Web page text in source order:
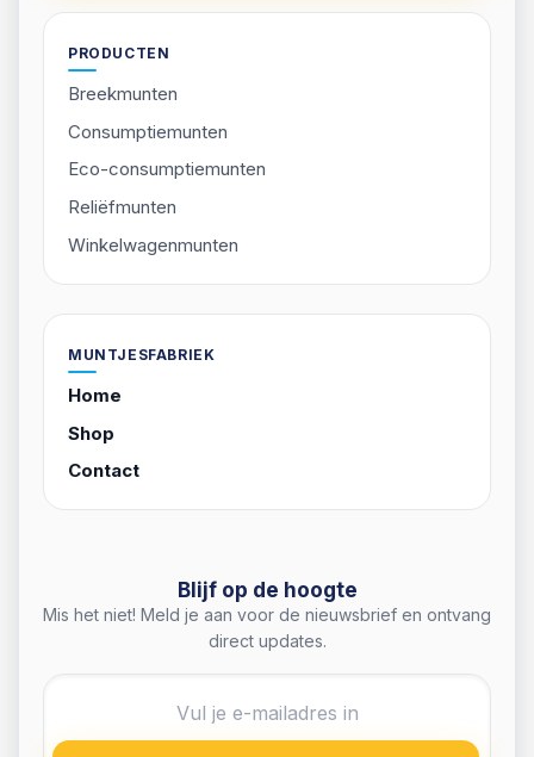
Van advies tot productie: we houden het eenvoudig,
PRODUCTEN
Breekmunten
Eco-consumptiemunten
Reliëfmunten